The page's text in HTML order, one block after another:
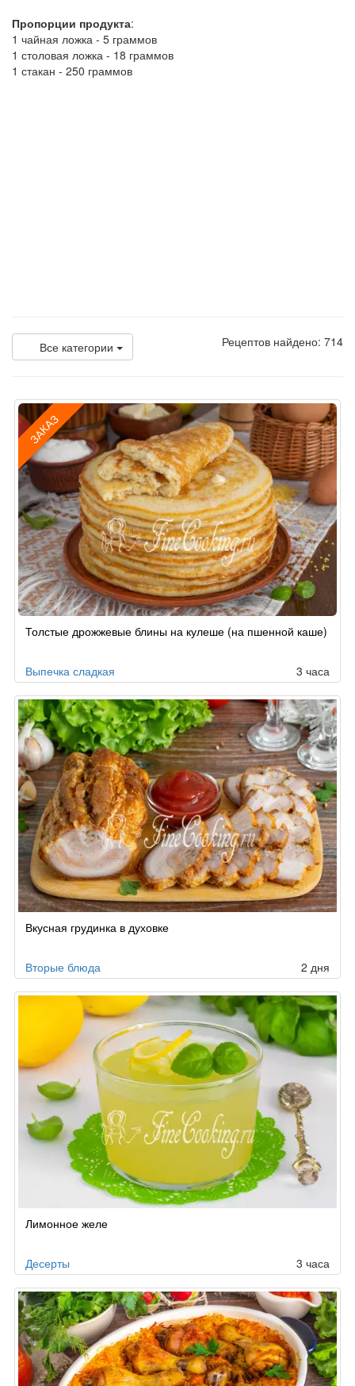
Пропорции продукта:
1 чайная ложка - 5 граммов
1 столовая ложка - 18 граммов
1 стакан - 250 граммов
Все категории Рецептов найдено: 714
ЗАКАЗ
по
Толстые дрожжевые блины на кулеше (на пшенной каше)
Выпечка сладкая 3 часа
Вкусная грудинка в духовке
Вторые блюда 2 дня
Лимонное желе
Десерты 3 часа